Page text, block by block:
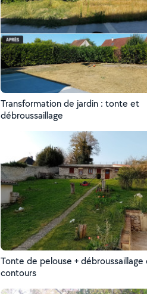
Transformation de jardin : tonte et
débroussaillage
Tonte de pelouse + débroussaillage
contours